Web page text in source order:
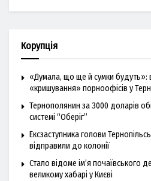
Корупція
«Думала, що ще й сумки будуть»:
«кришування» порноофісів у
Тернополянин за 3000 доларів
системі “Оберіг”
Ексзаступника голови
відправили до колонії
Стало відоме ім’я почаївського
великому хабарі у Києві